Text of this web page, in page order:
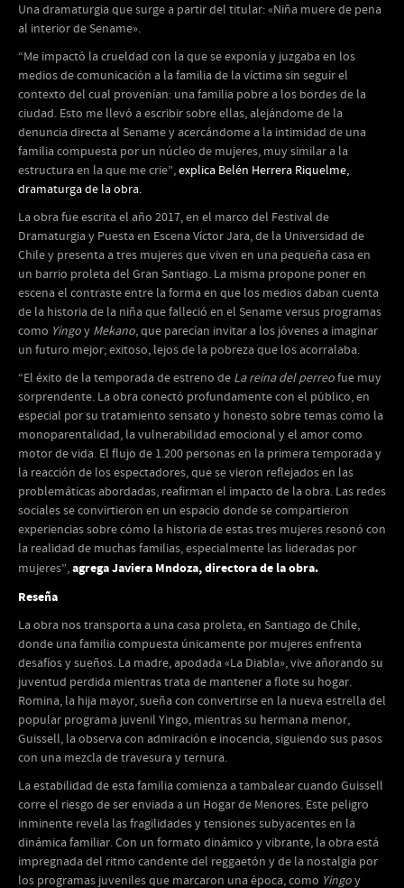
Una dramaturgia que surge a partir del titular: «Niña muere de pena
al interior de Sename».
“Me impactó la crueldad con la que se exponía y juzgaba en los
medios de comunicación a la familia de la víctima sin seguir el
contexto del cual provenían: una familia pobre a los bordes de la
ciudad. Esto me llevó a escribir sobre ellas, alejándome de la
denuncia directa al Sename y acercándome a la intimidad de una
familia compuesta por un núcleo de mujeres, muy similar a la
estructura en la que me crie”,explica Belén Herrera Riquelme,
dramaturga de la obra.
La obra fue escrita el año 2017, en el marco del Festival de
Dramaturgia y Puesta en Escena Víctor Jara, de la Universidad de
Chile y presenta a tres mujeres que viven en una pequeña casa en
un barrio proleta del Gran Santiago. La misma propone poner en
escena el contraste entre la forma en que los medios daban cuenta
de la historia de la niña que falleció en el Sename versus programas
como Yingoy Mekano, que parecían invitar a los jóvenes a imaginar
un futuro mejor; exitoso, lejos de la pobreza que los acorralaba.
“El éxito de la temporada de estreno de La reina del perreofue muy
sorprendente. La obra conectó profundamente con el público, en
especial por su tratamiento sensato y honesto sobre temas como la
monoparentalidad, la vulnerabilidad emocional y el amor como
motor de vida. El flujo de 1.200 personas en la primera temporada y
la reacción de los espectadores, que se vieron reflejados en las
problemáticas abordadas, reafirman el impacto de la obra. Las redes
sociales se convirtieron en un espacio donde se compartieron
experiencias sobre cómo la historia de estas tres mujeres resonó con
la realidad de muchas familias, especialmente las lideradas por
mujeres”,agregaJaviera Mndoza, directora de la obra.
Reseña
La obra nos transporta a una casa proleta, en Santiago de Chile,
donde una familia compuesta únicamente por mujeres enfrenta
desafíos y sueños. La madre, apodada «La Diabla», vive añorando su
juventud perdida mientras trata de mantener a flote su hogar.
Romina, la hija mayor, sueña con convertirse en la nueva estrella del
popular programa juvenil Yingo, mientras su hermana menor,
Guissell, la observa con admiración e inocencia, siguiendo sus pasos
con una mezcla de travesura y ternura.
La estabilidad de esta familia comienza a tambalear cuando Guissell
corre el riesgo de ser enviada a un Hogar de Menores. Este peligro
inminente revela las fragilidades y tensiones subyacentes en la
dinámica familiar. Con un formato dinámico y vibrante, la obra está
impregnada del ritmo candente del reggaetón y de la nostalgia por
los programas juveniles que marcaron una época, como Yingoy